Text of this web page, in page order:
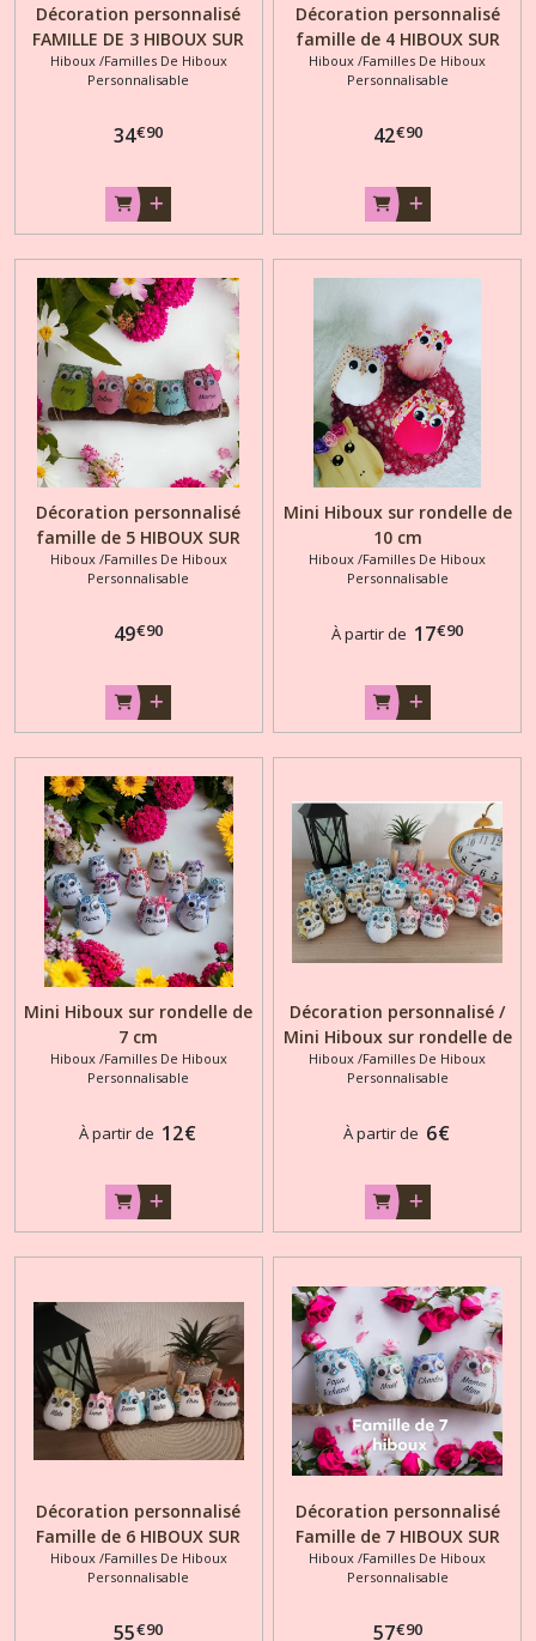
Décoration personnalisé
FAMILLE DE 3 HIBOUX SUR
BRANCHE
Hiboux /Familles De Hiboux
Personnalisable
34€90
Décoration personnalisé
famille de 4 HIBOUX SUR
BRANCHE
Hiboux /Familles De Hiboux
Personnalisable
42€90
Décoration personnalisé
famille de 5 HIBOUX SUR
BRANCHE
Hiboux /Familles De Hiboux
Personnalisable
49€90
Mini Hiboux sur rondelle de
10 cm
Hiboux /Familles De Hiboux
Personnalisable
À partir de 17€90
Mini Hiboux sur rondelle de
7 cm
Hiboux /Familles De Hiboux
Personnalisable
À partir de 12€
Décoration personnalisé /
Mini Hiboux sur rondelle de
5 cm
Hiboux /Familles De Hiboux
Personnalisable
À partir de 6€
Décoration personnalisé
Famille de 6 HIBOUX SUR
BRANCHE
Hiboux /Familles De Hiboux
Personnalisable
55€90
Décoration personnalisé
Famille de 7 HIBOUX SUR
BRANCHE
Hiboux /Familles De Hiboux
Personnalisable
57€90